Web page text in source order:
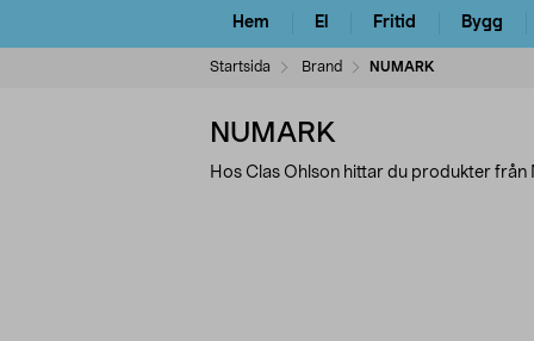
Hem El Fritid Bygg
Startsida Brand NUMARK
NUMARK
Hos Clas Ohlson hittar du produkter från